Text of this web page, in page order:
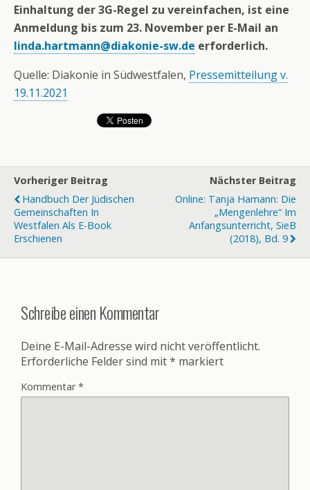
Einhaltung der 3G-Regel zu vereinfachen, ist eine
Anmeldung bis zum 23. November per E-Mail an
linda.hartmann@diakonie-sw.de erforderlich.
Quelle: Diakonie in Südwestfalen, Pressemitteilung v.
19.11.2021
Vorheriger Beitrag
Handbuch Der Jüdischen
Gemeinschaften In
Westfalen Als E-Book
Erschienen
Nächster Beitrag
Online: Tanja Hamann: Die
„Mengenlehre“ Im
Anfangsunterricht, SieB
(2018), Bd. 9
Schreibe einen Kommentar
Deine E-Mail-Adresse wird nicht veröffentlicht.
Erforderliche Felder sind mit* markiert
Kommentar*